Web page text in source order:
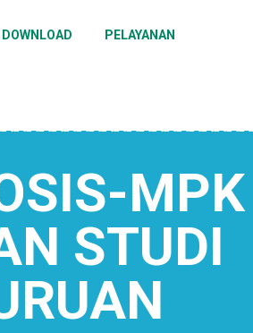
DOWNLOAD PELAYANAN
MPK
STUDI